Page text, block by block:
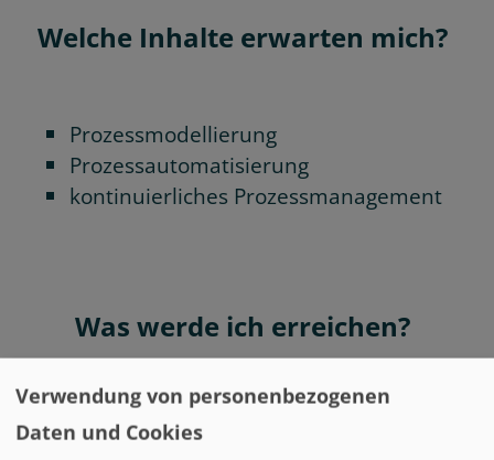
Welche Inhalte erwarten mich?
Prozessmodellierung
Prozessautomatisierung
kontinuierliches Prozessmanagement
Was werde ich erreichen?
Prozesse in öffentlichen Verwaltungen
Verwendung von personenbezogenen
Daten und Cookies